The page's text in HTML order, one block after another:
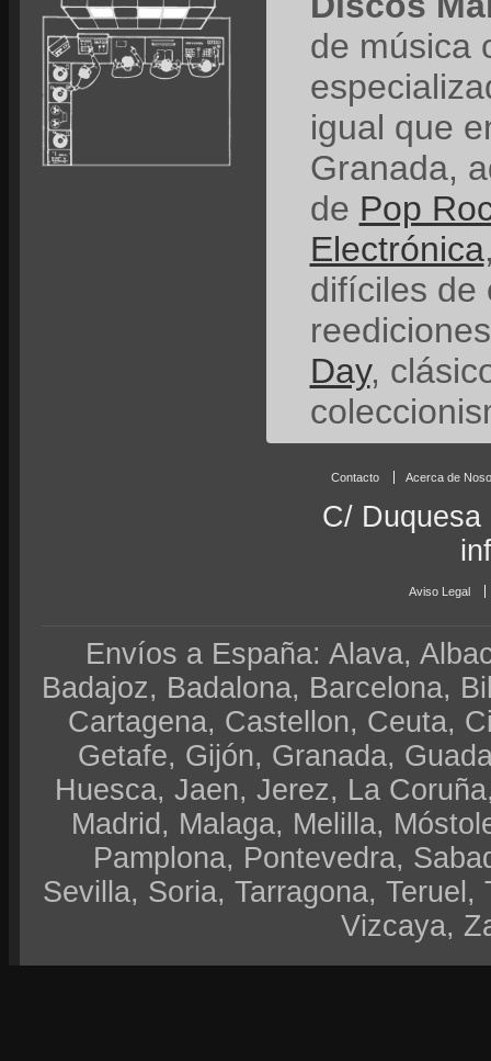
de música
igual que
Granada,
de Pop
Electrónica
difíciles de
Day,
Contacto Acerca de
C/ Duquesa
Aviso Legal
Envíos a España: Alava,
Badajoz, Badalona, Barcelona,
Cartagena, Castellon, Ceuta,
Getafe, Gijón, Granada,
Huesca, Jaen, Jerez, La
Madrid, Malaga, Melilla,
Pamplona, Pontevedra,
Sevilla, Soria, Tarragona,
Vizcaya,